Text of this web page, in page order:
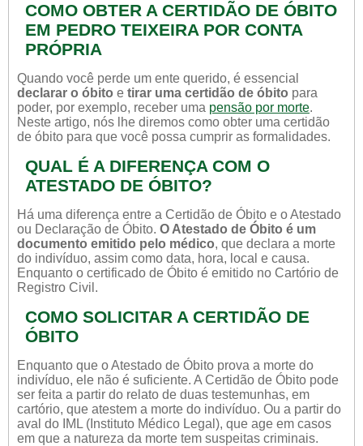
COMO OBTER A CERTIDÃO DE ÓBITO
EM PEDRO TEIXEIRA POR CONTA
PRÓPRIA
Quando você perde um ente querido, é essencial
declarar o óbito e tirar uma certidão de óbito para
poder, por exemplo, receber uma pensão por morte.
Neste artigo, nós lhe diremos como obter uma certidão
de óbito para que você possa cumprir as formalidades.
QUAL É A DIFERENÇA COM O
ATESTADO DE ÓBITO?
Há uma diferença entre a Certidão de Óbito e o Atestado
ou Declaração de Óbito. O Atestado de Óbito é um
documento emitido pelo médico, que declara a morte
do indivíduo, assim como data, hora, local e causa.
Enquanto o certificado de Óbito é emitido no Cartório de
Registro Civil.
COMO SOLICITAR A CERTIDÃO DE
ÓBITO
Enquanto que o Atestado de Óbito prova a morte do
indivíduo, ele não é suficiente. A Certidão de Óbito pode
ser feita a partir do relato de duas testemunhas, em
cartório, que atestem a morte do indivíduo. Ou a partir do
aval do IML (Instituto Médico Legal), que age em casos
em que a natureza da morte tem suspeitas criminais.